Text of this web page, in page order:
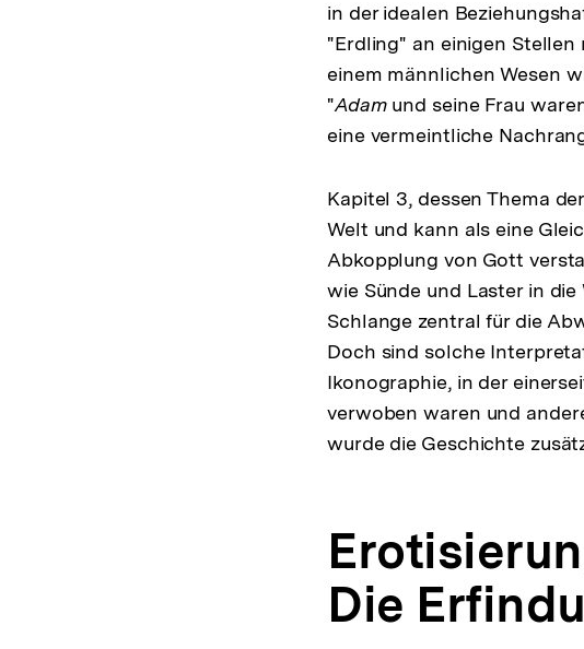
in der idealen
"Erdling" an einigen
einem männlichen Wesen
"Adamund seine Frau
eine vermeintliche
Kapitel 3, dessen Thema
Welt und kann als eine
Abkopplung von Gott
wie Sünde und Laster in
Schlange zentral für die
Doch sind solche
Ikonographie, in der
verwoben waren und
wurde die Geschichte
Die